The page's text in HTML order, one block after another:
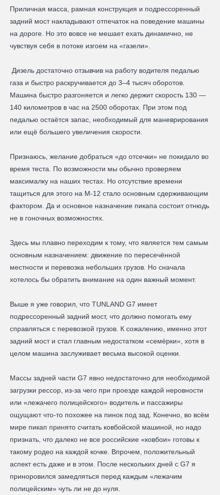
Приличная масса, рамная конструкция и подрессоренный
задний мост накладывают отпечаток на поведение машины
на дороге. Но это вовсе не мешает ехать динамично, не
чувствуя себя в потоке изгоем на «газели».
Дизель достаточно отзывчив на работу водителя педалью
газа и быстро раскручивается до 3–4 тысяч оборотов.
Машина быстро разгоняется и легко держит скорость 130 —
140 километров в час на 2500 оборотах. При этом под
педалью остаётся запас, необходимый для маневрирования
или ещё большего увеличения скорости.
Признаюсь, желание добраться «до отсечки» не покидало во
время теста. По возможности мы обычно проверяем
максималку на наших тестах. Но отсутствие времени
тащиться для этого на М-12 стало основным сдерживающим
фактором. Да и основное назначение пикапа состоит отнюдь
не в гоночных возможностях.
Здесь мы плавно переходим к тому, что является тем самым
основным назначением: движение по пересечённой
местности и перевозка небольших грузов. Но сначала
хотелось бы обратить внимание на один важный момент.
Выше я уже говорил, что TUNLAND G7 имеет
подрессоренный задний мост, что должно помогать ему
справляться с перевозкой грузов. К сожалению, именно этот
задний мост и стал главным недостатком «семёрки», хотя в
целом машина заслуживает весьма высокой оценки.
Массы задней части G7 явно недостаточно для необходимой
загрузки рессор, из-за чего при проезде каждой неровности
или «лежачего полицейского» водитель и пассажиры
ощущают что-то похожее на пинок под зад. Конечно, во всём
мире пикап принято считать ковбойской машиной, но надо
признать, что далеко не все российские «ковбои» готовы к
такому родео на каждой кочке. Впрочем, положительный
аспект есть даже и в этом. После нескольких дней с G7 я
приноровился замедляться перед каждым «лежачим
полицейским» чуть ли не до нуля.